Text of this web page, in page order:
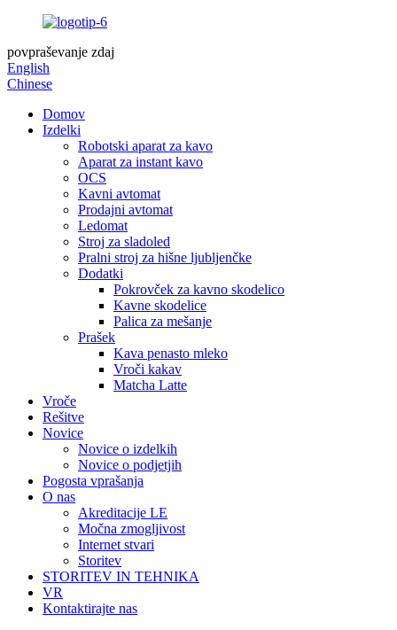
povpraševanje zdaj
English
Chinese
Domov
Izdelki
Robotski aparat za kavo
Aparat za instant kavo
OCS
Kavni avtomat
Prodajni avtomat
Ledomat
Stroj za sladoled
Pralni stroj za hišne ljubljenčke
Dodatki
Pokrovček za kavno skodelico
Kavne skodelice
Palica za mešanje
Prašek
Kava penasto mleko
Vroči kakav
Matcha Latte
Vroče
Rešitve
Novice
Novice o izdelkih
Novice o podjetjih
Pogosta vprašanja
O nas
Akreditacije LE
Močna zmogljivost
Internet stvari
Storitev
STORITEV IN TEHNIKA
VR
Kontaktirajte nas